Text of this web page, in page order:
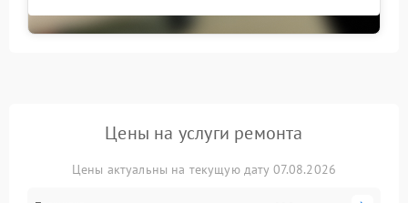
Цены на услуги ремонта
Цены актуальны на текущую дату 07.08.2026